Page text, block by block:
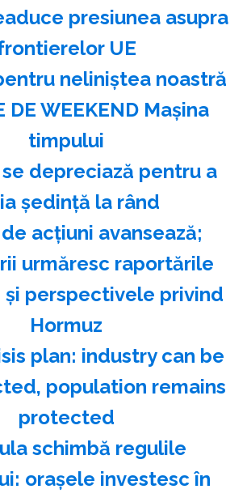
presiunea asupra
UE
neliniştea noastră
DE WEEKEND Maşina
timpului
se depreciază pentru a
şedinţă la rând
acţiuni avansează;
urmăresc raportările
şi perspectivele privind
Hormuz
plan: industry can be
population remains
protected
schimbă regulile
oraşele investesc în